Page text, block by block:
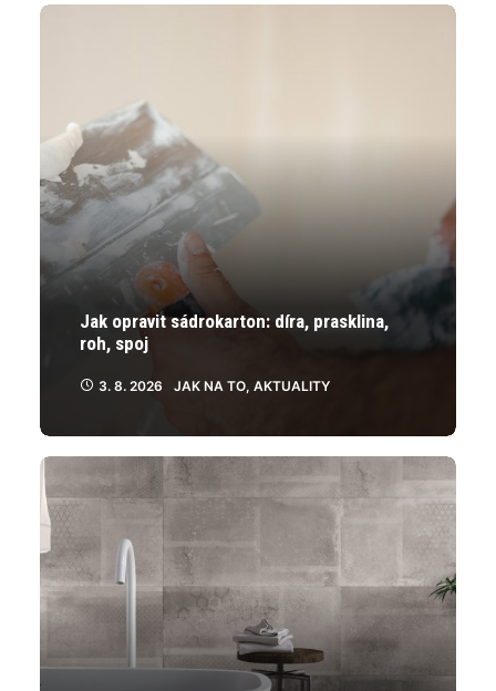
Jak opravit sádrokarton: díra, prasklina,
roh, spoj
3. 8. 2026 JAK NA TO, AKTUALITY